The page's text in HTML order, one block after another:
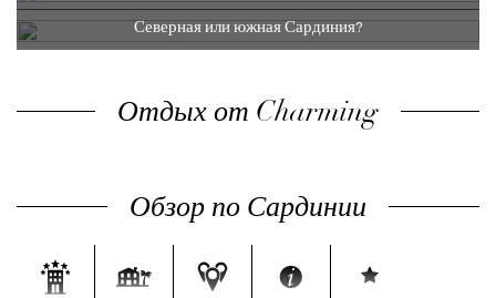
Северная или южная Сардиния?
Отдых от Charming
Обзор по Сардинии